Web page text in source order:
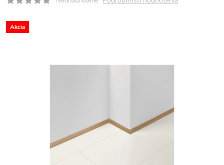
Akcia